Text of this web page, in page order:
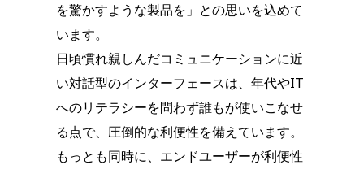
を驚かすような製品を」との思いを込めて
います。
日頃慣れ親しんだコミュニケーションに近
い対話型のインターフェースは、年代やIT
へのリテラシーを問わず誰もが使いこなせ
る点で、圧倒的な利便性を備えています。
もっとも同時に、エンドユーザーが利便性